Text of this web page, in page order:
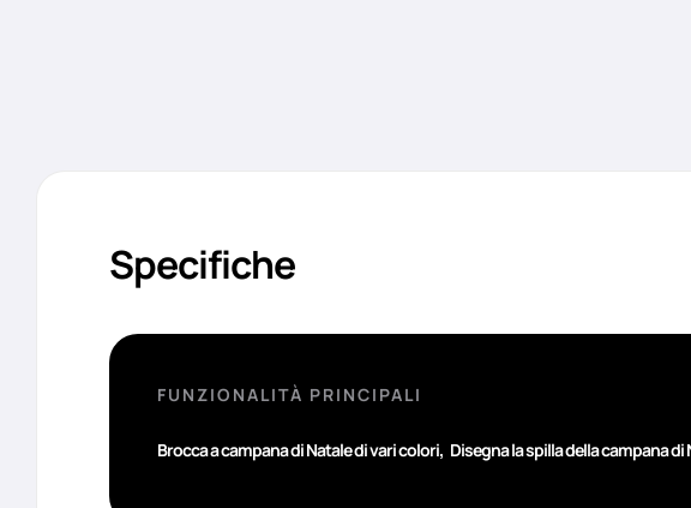
Specifiche
FUNZIONALITÀ PRINCIPALI
Brocca a campana di Natale di vari colori, Disegna la spilla della campana di